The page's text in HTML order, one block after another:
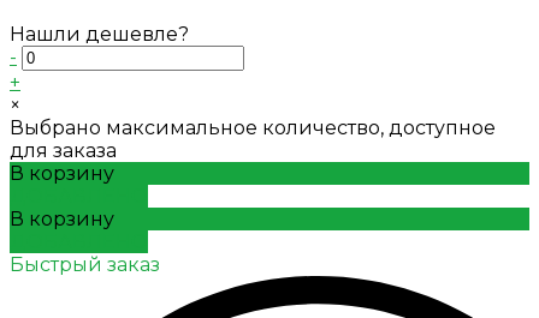
Нашли дешевле?
-
+
×
Выбрано максимальное количество, доступное
для заказа
В корзину
В корзину
Быстрый заказ